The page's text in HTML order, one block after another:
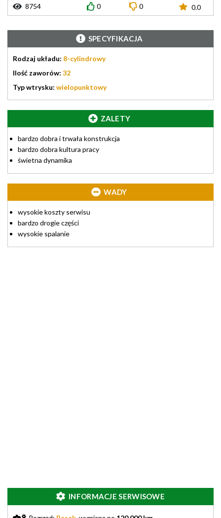
8754 0 0 0.0
SPECYFIKACJA
Rodzaj układu: 8-cylindrowy
Ilość zaworów: 32
Typ wtrysku: wielopunktowy
ZALETY
bardzo dobra i trwała konstrukcja
bardzo dobra kultura pracy
świetna dynamika
WADY
wysokie koszty serwisu
bardzo drogie części
wysokie spalanie
INFORMACJE SERWISOWE